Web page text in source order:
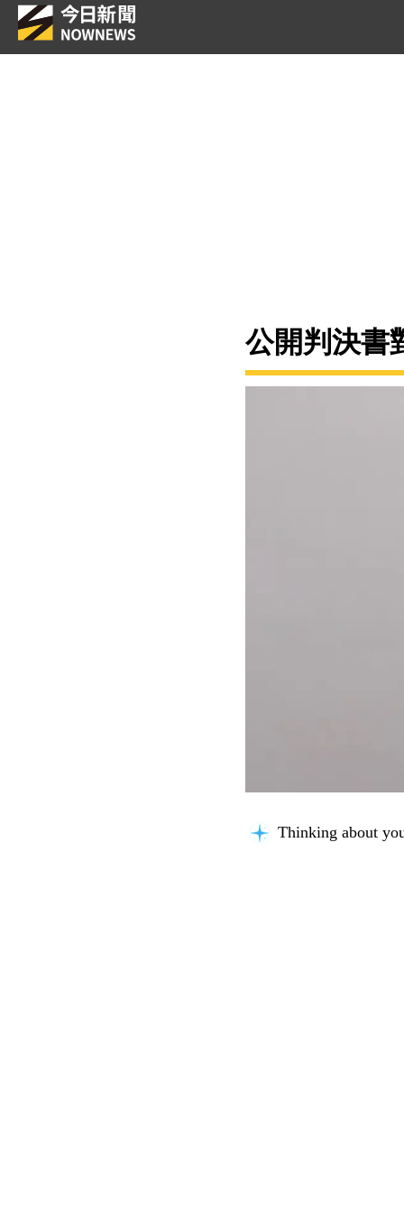
公開判決書
Thinking about